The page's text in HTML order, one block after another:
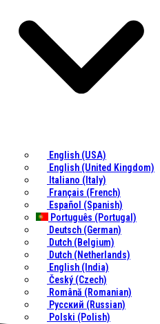
English (USA)
English (United Kingdom)
Italiano (Italy)
Français (French)
Español (Spanish)
Português (Portugal)
Deutsch (German)
Dutch (Belgium)
Dutch (Netherlands)
English (India)
Český (Czech)
Română (Romanian)
Русский (Russian)
Polski (Polish)